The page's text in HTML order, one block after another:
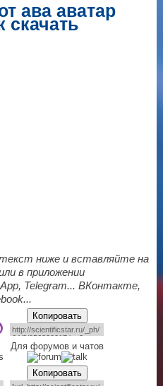
ава аватар
скачать
ниже и вставляйте на
в приложении
Telegram... ВКонтакте,
Копировать
Для форумов и чатов
Копировать